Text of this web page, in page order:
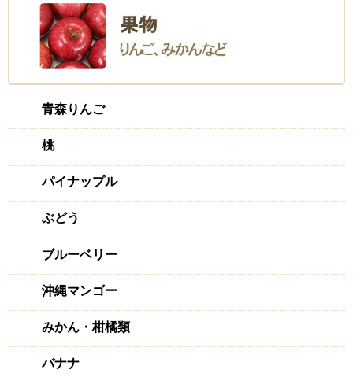
青森りんご
桃
パイナップル
ぶどう
ブルーベリー
沖縄マンゴー
みかん・柑橘類
バナナ